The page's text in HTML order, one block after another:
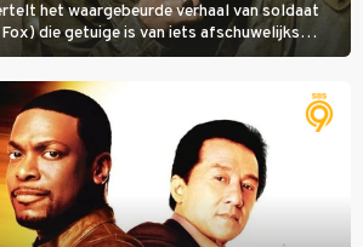
het waargebeurde verhaal van soldaat
die getuige is van iets afschuwelijks
Hij besluit uit de school te klappen.